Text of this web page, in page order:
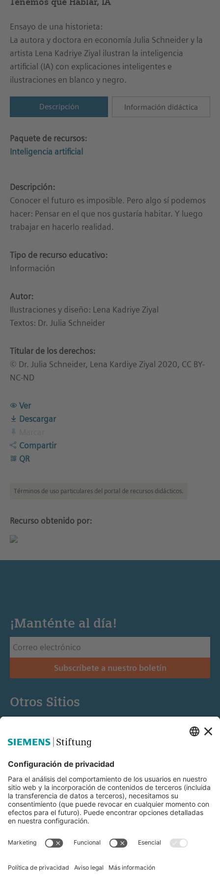
Ensayo de una historieta:
La autora y doctora en economía Julia Schneider y la
artista Lena Kadriye Ziyal ilustran la inteligencia
artificial (IA) con explicaciones inteligentes e
ilustraciones en blanco y negro.
Descripción Información didáctica
Paquete de recursos:
Inteligencia artificial
Descripción:
Conocer el futuro es imposible. Pero algo sí podemos
hacer: Pensar en el que nos gustaría habitar. Y luego
trabajar en hacerlo realidad.
Tipo de recurso educativo:
Información
Autor:
Ilustraciones y diseño: Lena Kadriye Ziyal
Textos: Dr. Julia Schneider
Titular de los derechos:
© Dr. Julia Schneider, Lena Kardiye Ziyal 2020, CC BY-
NC-ND
Ver
Descargar
Compartir
QR
Términos de uso particulares del portal de recursos didácticos.
Recurso obtenido por:
¡Manténte al día!
Subscríbete a nuestro boletín
Otros Sitios
Educación STEM
Mediaportal